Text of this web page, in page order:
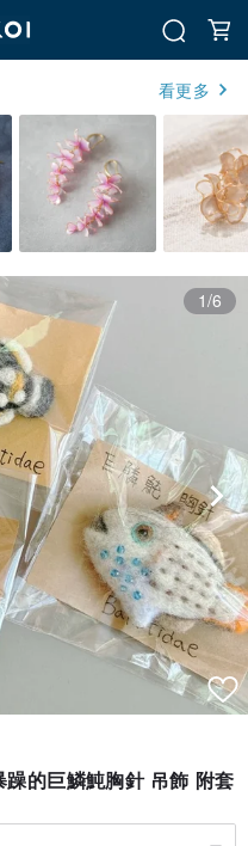
看更多
1/6
的巨鱗魨胸針 吊飾 附套